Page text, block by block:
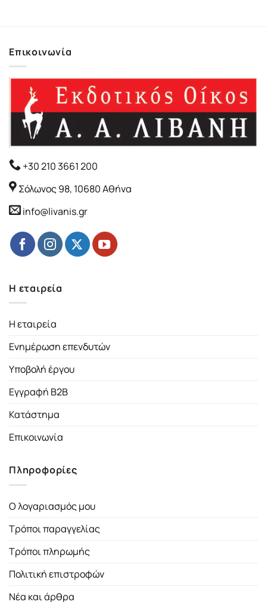
Επικοινωνία
+30 210 3661 200
Σόλωνος 98, 10680 Αθήνα
info@livanis.gr
Η εταιρεία
Η εταιρεία
Ενημέρωση επενδυτών
Υποβολή έργου
Εγγραφή B2B
Κατάστημα
Επικοινωνία
Πληροφορίες
Ο λογαριασμός μου
Τρόποι παραγγελίας
Τρόποι πληρωμής
Πολιτική επιστροφών
Νέα και άρθρα